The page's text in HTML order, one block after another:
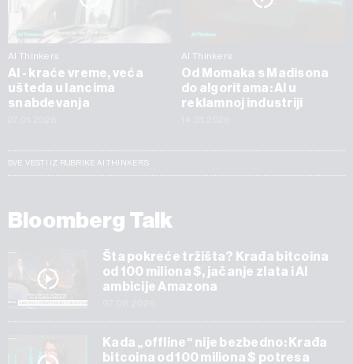
AI Thinkers
AI - kraće vreme, veća
ušteda u lancima
snabdevanja
AI Thinkers
Od Momaka s Madisona
do algoritama: AI u
reklamnoj industriji
SVE VESTI IZ RUBRIKE AI THINKERS
Bloomberg Talk
Šta pokreće tržišta? Krađa bitcoina
od 100 miliona $, jačanje zlata i AI
ambicije Amazona
Kada „offline“ nije bezbedno: Krađa
bitcoina od 100 miliona $ potresa